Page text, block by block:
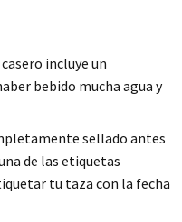
incluye un
bebido mucha agua y
sellado antes
de las etiquetas
tu taza con la fecha